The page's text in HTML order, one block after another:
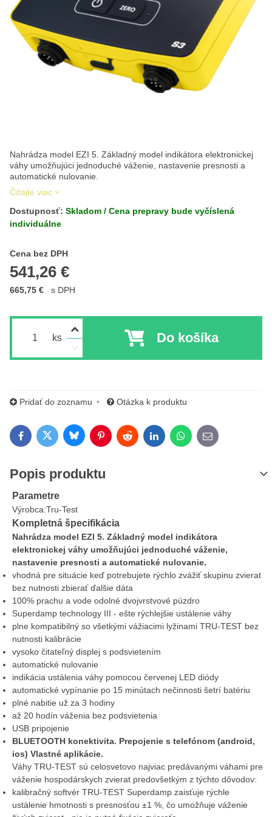
Nahrádza model EZI 5. Základný model indikátora elektronickej
váhy umožňujúci jednoduché váženie, nastavenie presnosti a
automatické nulovanie.
Čítajte viac
Dostupnosť: Skladom / Cena prepravy bude vyčíslená
individuálne
Cena bez DPH
541,26 €
Cena s DPH
665,75 € s DPH
ks Do košíka
Pridať do zoznamu Otázka k produktu
FacebookTwitterBlueskyPinterestRedditLinkedInWhatsApp
E-mail
Popis produktu
Parametre
Výrobca:Tru-Test
Kompletná špecifikácia
Nahrádza model EZI 5. Základný model indikátora
elektronickej váhy umožňujúci jednoduché váženie,
nastavenie presnosti a automatické nulovanie.
vhodná pre situácie keď potrebujete rýchlo zvážiť skupinu zvierat
bez nutnosti zbierať ďalšie dáta
100% prachu a vode odolné dvojvrstvové púzdro
Superdamp technology III - ešte rýchlejšie ustálenie váhy
plne kompatibilný so všetkými vážiacimi lyžinami TRU-TEST bez
nutnosti kalibrácie
vysoko čitateľný displej s podsvietením
automatické nulovanie
indikácia ustálenia váhy pomocou červenej LED diódy
automatické vypínanie po 15 minútach nečinnosti šetrí batériu
plné nabitie už za 3 hodiny
až 20 hodín váženia bez podsvietenia
USB pripojenie
BLUETOOTH konektivita. Prepojenie s telefónom (android,
ios) Vlastné aplikácie.
Váhy TRU-TEST sú celosvetovo najviac predávanými váhami pre
váženie hospodárskych zvierat predovšetkým z týchto dôvodov:
kalibračný softvér TRU-TEST Superdamp zaisťuje rýchle
ustálenie hmotnosti s presnosťou ±1 %, čo umožňuje váženie